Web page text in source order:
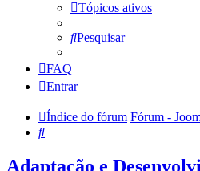
Tópicos ativos
Pesquisar
FAQ
Entrar
Índice do fórum Fórum -
Pesquisar
Adaptação e